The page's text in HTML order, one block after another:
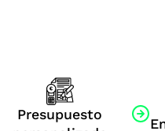
Presupuesto